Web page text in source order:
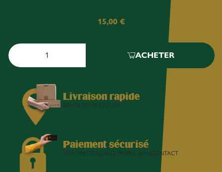
15,00 €
ACHETER
Livraison rapide
ENVOI SOUS 2 JOURS
Paiement sécurisé
VISA, MASTERCARD, PAYPAL, BANCONTACT